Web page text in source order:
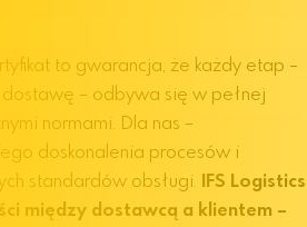
to gwarancja, że każdy etap –
– odbywa się w pełnej
normami. Dla nas –
doskonalenia procesów i
standardów obsługi.
IFS Logistics
między dostawcą a klientem –